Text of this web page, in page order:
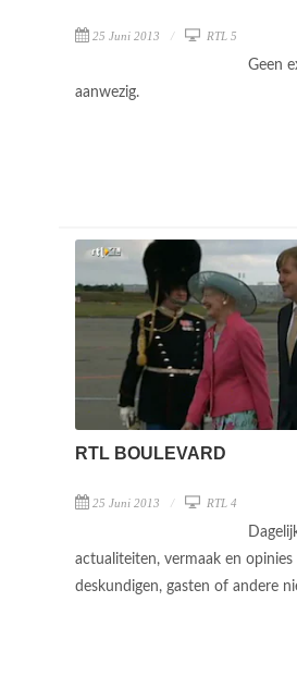
25 Juni 2013 RTL 5
Geen
aanwezig.
RTL BOULEVARD
25 Juni 2013 RTL 4
actualiteiten, vermaak en
deskundigen, gasten of andere